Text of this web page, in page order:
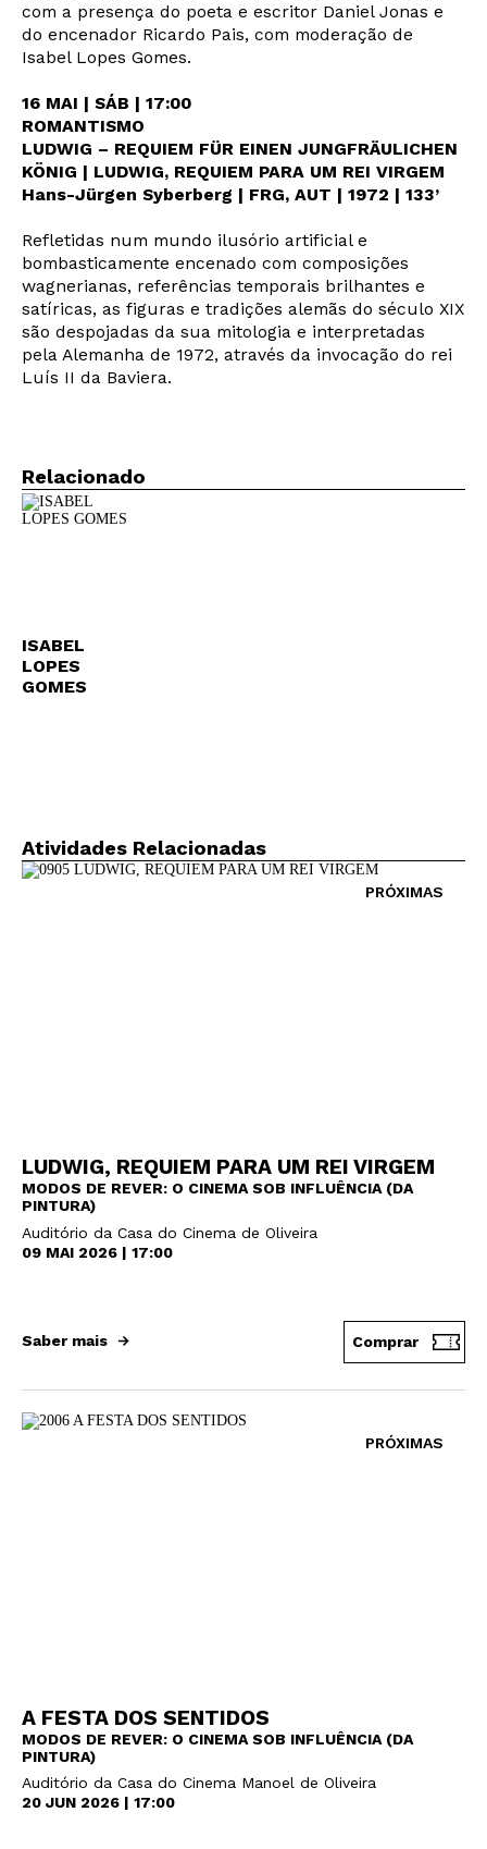
com a presença do poeta e escritor Daniel Jonas e
do encenador Ricardo Pais, com moderação de
Isabel Lopes Gomes.
16 MAI | SÁB | 17:00
ROMANTISMO
LUDWIG – REQUIEM FÜR EINEN JUNGFRÄULICHEN
KÖNIG | LUDWIG, REQUIEM PARA UM REI VIRGEM
Hans-Jürgen Syberberg | FRG, AUT | 1972 | 133’
Refletidas num mundo ilusório artificial e
bombasticamente encenado com composições
wagnerianas, referências temporais brilhantes e
satíricas, as figuras e tradições alemãs do século XIX
são despojadas da sua mitologia e interpretadas
pela Alemanha de 1972, através da invocação do rei
Luís II da Baviera.
Relacionado
ISABEL
LOPES
GOMES
Atividades Relacionadas
PRÓXIMAS
LUDWIG, REQUIEM PARA UM REI VIRGEM
MODOS DE REVER: O CINEMA SOB INFLUÊNCIA (DA
PINTURA)
Auditório da Casa do Cinema de Oliveira
09 MAI 2026 | 17:00
Saber mais Comprar
PRÓXIMAS
A FESTA DOS SENTIDOS
MODOS DE REVER: O CINEMA SOB INFLUÊNCIA (DA
PINTURA)
Auditório da Casa do Cinema Manoel de Oliveira
20 JUN 2026 | 17:00